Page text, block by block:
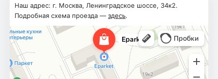
Наш адрес: г. Москва, Ленинградское шоссе, 34к2.
Подробная схема проезда — здесь.